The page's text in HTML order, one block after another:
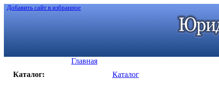
Добавить сайт в избранное
Главная
Каталог:
Каталог